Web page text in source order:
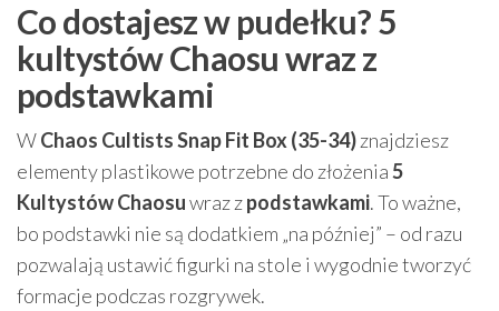
Co dostajesz w pudełku? 5
kultystów Chaosu wraz z
podstawkami
WChaos Cultists Snap Fit Box (35-34)znajdziesz
elementy plastikowe potrzebne do złożenia5
Kultystów Chaosuwraz zpodstawkami. To ważne,
bo podstawki nie są dodatkiem „na później” – od razu
pozwalają ustawić figurki na stole i wygodnie tworzyć
formacje podczas rozgrywek.